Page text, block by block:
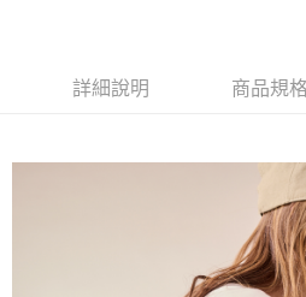
消。如遇「轉專審核」未通過狀況，表示
2.透過簡訊連結打開帳單後，可選擇「超
帳／街口支付／iPASS MONEY」等通路繳
1.本服務係由「台灣大哥大股份有限公司
每筆NT$60，滿NT$1,000(含以上)免運
每筆NT$60，滿NT$1,000(含以上)免
每筆NT$60，滿NT$1,000(含以上)免
詳細說明 商品規